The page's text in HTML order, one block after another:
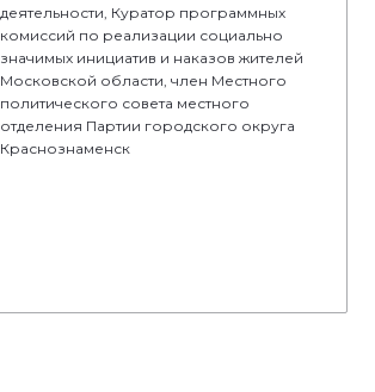
деятельности, Куратор программных
комиссий по реализации социально
значимых инициатив и наказов жителей
Московской области, член Местного
политического совета местного
отделения Партии городского округа
Краснознаменск